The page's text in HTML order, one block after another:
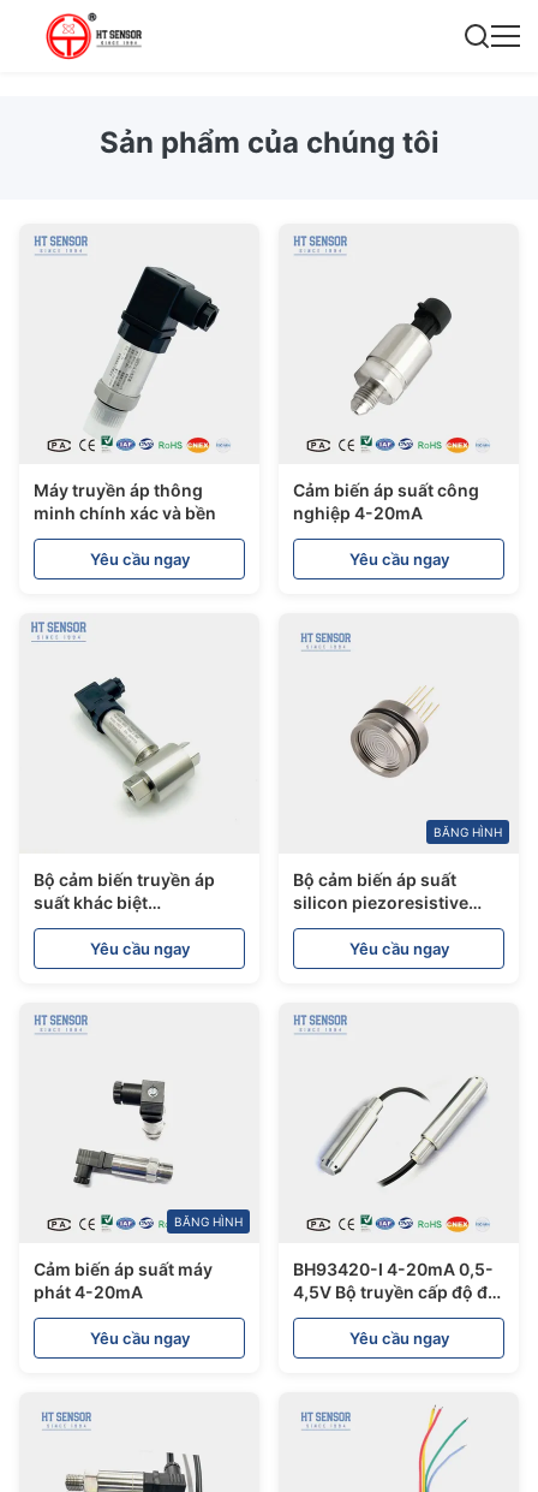
Sản phẩm của chúng tôi
Máy truyền áp thông
minh chính xác và bền
Yêu cầu ngay
Cảm biến áp suất công
nghiệp 4-20mA
Yêu cầu ngay
Bộ cảm biến truyền áp
suất khác biệt
BP93420D-II
Yêu cầu ngay
BĂNG HÌNH
Bộ cảm biến áp suất
silicon piezoresistive
Absolute Gauge
Yêu cầu ngay
BĂNG HÌNH
Cảm biến áp suất máy
phát 4-20mA
Yêu cầu ngay
BH93420-I 4-20mA 0,5-
4,5V Bộ truyền cấp độ để
đo mức nước và dầu
Yêu cầu ngay